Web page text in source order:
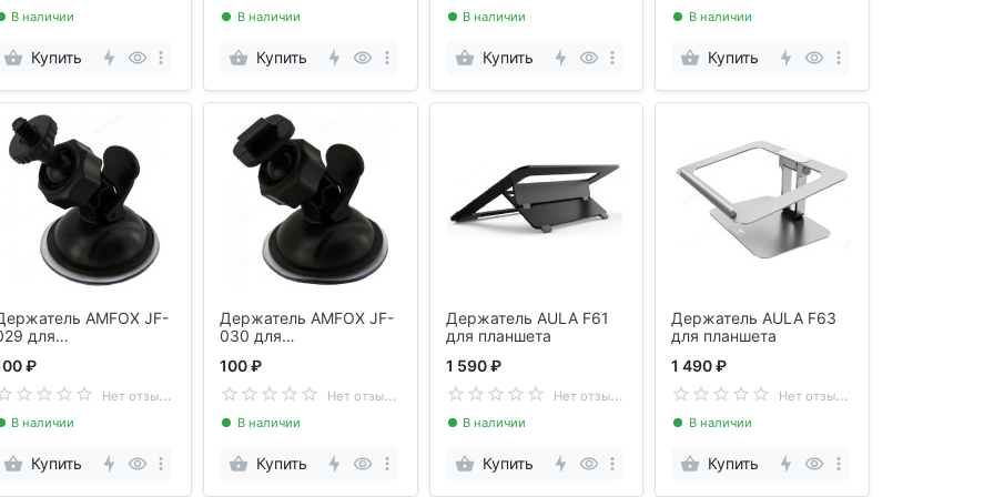
В наличии
Купить
В наличии
Купить
В наличии
Купить
В наличии
Купить
AMFOX JF-
для
₽
Н
ет отзывов
В наличии
Купить
Держатель AMFOX JF-
030 для
100 ₽
Н
ет отзывов
В наличии
Купить
Держатель AULA F61
для планшета
1 590 ₽
Н
ет отзывов
В наличии
Купить
Держатель AULA F63
для планшета
1 490 ₽
Н
ет отзывов
В наличии
Купить